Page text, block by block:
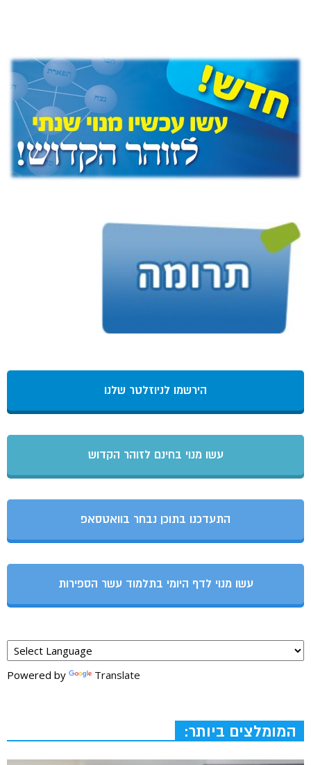
הירשמו לניוזלטר שלנו
עשו מנוי בחינם לזוהר הקדוש
התעדכנו בתוכן נבחר בוואטסאפ
עשו מנוי לדף היומי בתלמוד עשר הספירות
Powered by Translate
המומלצים ביותר: